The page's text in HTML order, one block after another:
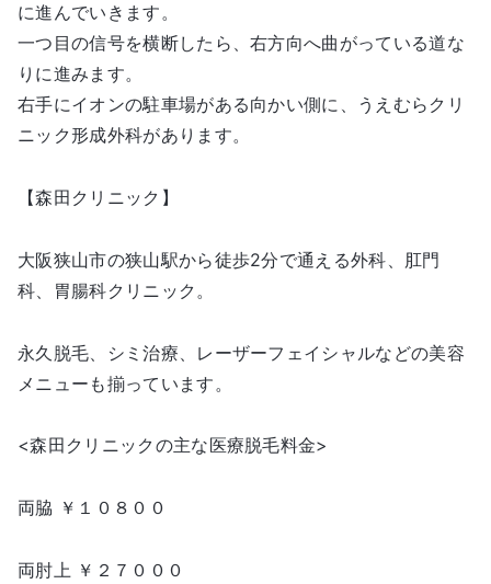
に進んでいきます。
一つ目の信号を横断したら、右方向へ曲がっている道な
りに進みます。
右手にイオンの駐車場がある向かい側に、うえむらクリ
ニック形成外科があります。
【森田クリニック】
大阪狭山市の狭山駅から徒歩2分で通える外科、肛門
科、胃腸科クリニック。
永久脱毛、シミ治療、レーザーフェイシャルなどの美容
メニューも揃っています。
<森田クリニックの主な医療脱毛料金>
両脇 ￥１０８００
両肘上 ￥２７０００